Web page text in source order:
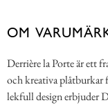
OM
Derrière la Porte är ett
och kreativa
lekfull design erbjuder